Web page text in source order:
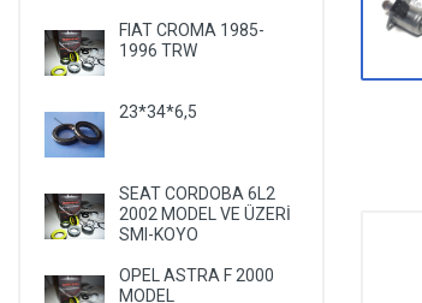
FIAT CROMA 1985-
1996 TRW
23*34*6,5
SEAT CORDOBA 6L2
2002 MODEL VE ÜZERİ
SMI-KOYO
OPEL ASTRA F 2000
MODEL